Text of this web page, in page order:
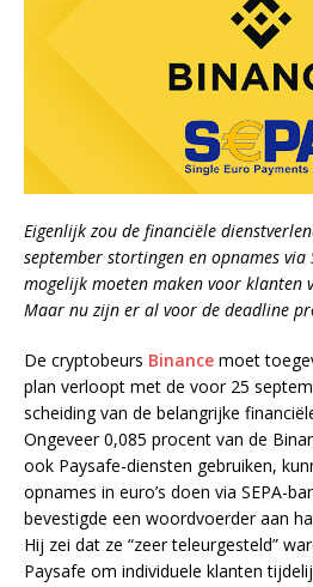
Eigenlijk zou de financiële
september stortingen en opnames via
mogelijk moeten maken voor klanten
Maar nu zijn er al voor de deadline
De cryptobeurs Binance moet
plan verloopt met de voor 25
scheiding van de belangrijke
Ongeveer 0,085 procent van de
ook Paysafe-diensten gebruiken,
opnames in euro’s doen via SEPA-
bevestigde een woordvoerder aan
Hij zei dat ze “zeer teleurgesteld”
Paysafe om individuele klanten